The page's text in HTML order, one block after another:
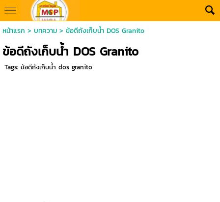
หน้าแรก > บทความ> ข้อดีถังเก็บน้ำ DOS Granito
ข้อดีถังเก็บน้ำ DOS Granito
Tags: ข้อดีถังเก็บน้ำ dos granito